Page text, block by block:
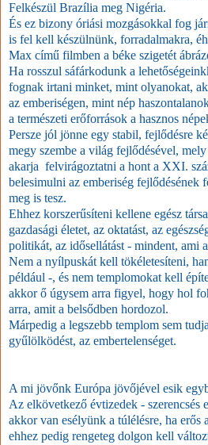
Felkészül Brazília meg Nigéria.
És ez bizony óriási mozgásokkal fog
is fel kell készülnünk, forradalmakra,
Max című filmben a béke szigetét
Ha rosszul sáfárkodunk a
fognak irtani minket, mint olyanokat,
az emberiségen, mint nép
a természeti erőforrások a hasznos
Persze jól jönne egy stabil, fejlődésre
megy szembe a világ fejlődésével,
akarja felvirágoztatni a hont a XXI.
belesimulni az emberiség fejlődésének
meg is tesz.
Ehhez korszerűsíteni kellene egész
gazdasági életet, az oktatást, az
politikát, az idősellátást - mindent, ami
Nem a nyílpuskát kell tökéletesíteni,
például -, és nem templomokat kell
akkor ő úgysem arra figyel, hogy hol
arra, amit a belsődben hordozol.
Márpedig a legszebb templom sem
gyűlölködést, az embertelenséget.
A mi jövőnk Európa jövőjével esik
Az elkövetkező évtizedek - szerencsés
akkor van esélyünk a túlélésre, ha
ehhez pedig rengeteg dolgon kell